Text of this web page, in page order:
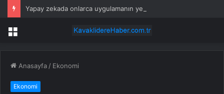
Menü
Anasayfa / Ekonomi
Ekonomi